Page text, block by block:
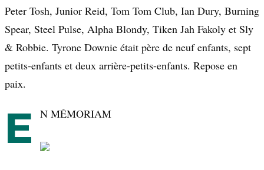
Peter Tosh, Junior Reid, Tom Tom Club, Ian Dury, Burning
Spear, Steel Pulse, Alpha Blondy, Tiken Jah Fakoly et Sly
& Robbie. Tyrone Downie était père de neuf enfants, sept
petits-enfants et deux arrière-petits-enfants. Repose en
paix.
E N MÉMORIAM